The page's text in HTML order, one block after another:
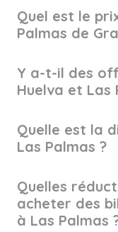
Quel est le
Palmas de
Y a-t-il des
Huelva et Las
Quelle est la
Las Palmas ?
Quelles
acheter des
à Las Palmas